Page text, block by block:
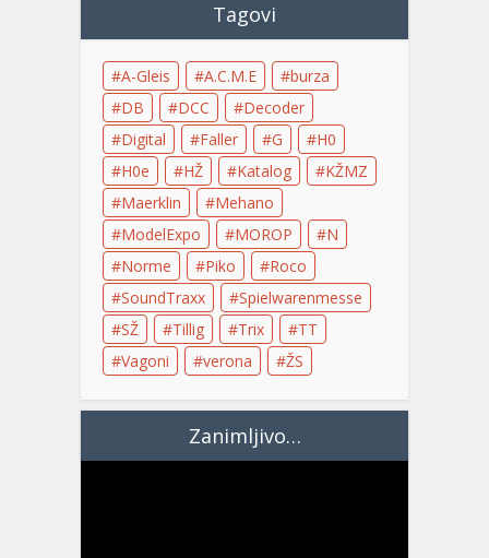
Tagovi
A-Gleis A.C.M.E
burza
DB
DCC
Decoder
Digital
Faller G
H0
H0e
HŽ Katalog
KŽMZ
Maerklin
Mehano
ModelExpo
MOROP
N
Norme
Piko
Roco
SoundTraxx
Spielwarenmesse
SŽ
Tillig Trix
TT
Vagoni
verona ŽS
Zanimljivo…